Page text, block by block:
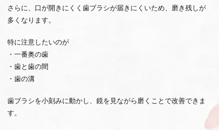
さらに、口が開きにくく歯ブラシが届きにくいため、磨き残しが
多くなります。
特に注意したいのが
・一番奥の歯
・歯と歯の間
・歯の溝
歯ブラシを小刻みに動かし、鏡を見ながら磨くことで改善できま
す。